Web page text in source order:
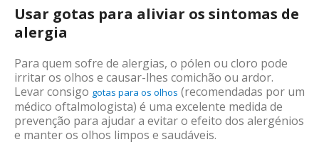
Usar gotas para aliviar os sintomas de
alergia
Para quem sofre de alergias, o pólen ou cloro pode
irritar os olhos e causar-lhes comichão ou ardor.
Levar consigo gotas para os olhos (recomendadas por um
médico oftalmologista) é uma excelente medida de
prevenção para ajudara evitar o efeito dos alergénios
e manter os olhos limpos e saudáveis.